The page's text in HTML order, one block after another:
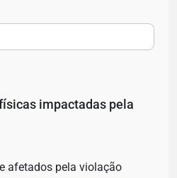
impactadas pela
afetados pela violação